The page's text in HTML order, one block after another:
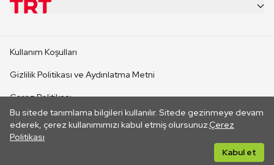
Bu sitede tanımlama bilgileri kullanılır. Sitede gezinmeye devam
ederek, çerez kullanımımızı kabul etmiş olursunuz.Çerez
Politikası
Kabul et
CANLI YAYINLAR
Kullanım Koşulları
Gizlilik Politikası ve Aydınlatma Metni
Çerez Politikası
İletişim
Her hakkı saklıdır. ©2026 TRT. Bağlantı yoluyla gidilen dış